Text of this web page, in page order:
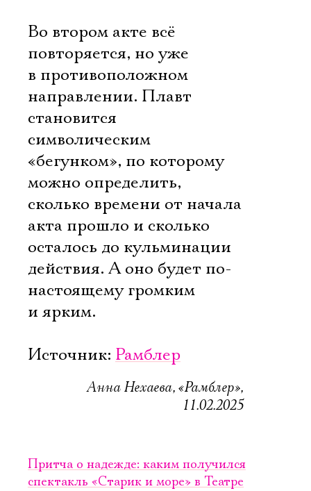
Во втором акте всё
повторяется, но уже
в противоположном
направлении. Плавт
становится
символическим
«бегунком», по которому
можно определить,
сколько времени от начала
акта прошло и сколько
осталось до кульминации
действия. А оно будет по-
настоящему громким
и ярким.
Источник: Рамблер
Анна Нехаева, «Рамблер»,
11.02.2025
Притча о надежде: каким получился
спектакль «Старик и море» в Театре